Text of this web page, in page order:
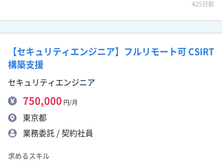
425日前
【セキュリティエンジニア】フルリモート可 CSIRT
構築支援
セキュリティエンジニア
750,000 円/月
東京都
業務委託 / 契約社員
求めるスキル